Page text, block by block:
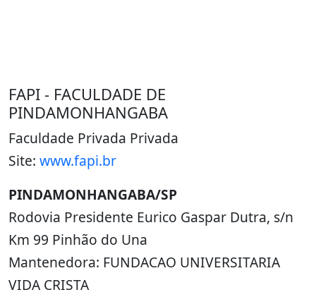
FAPI - FACULDADE DE
PINDAMONHANGABA
Faculdade Privada Privada
Site: www.fapi.br
PINDAMONHANGABA/SP
Rodovia Presidente Eurico Gaspar Dutra, s/n
Km 99 Pinhão do Una
Mantenedora: FUNDACAO UNIVERSITARIA
VIDA CRISTA